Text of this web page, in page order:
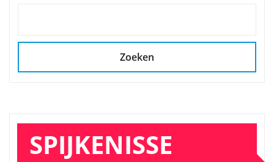
Zoeken
SPIJKENISSE